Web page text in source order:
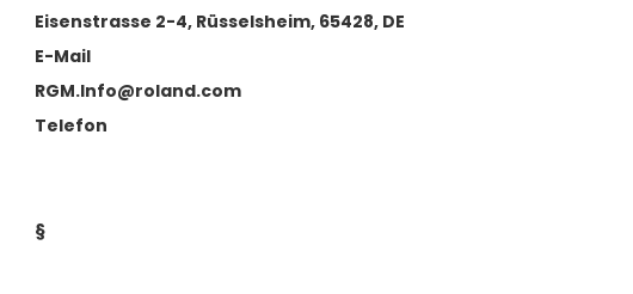
Eisenstrasse 2-4, Rüsselsheim, 65428, DE
E-Mail
RGM.Info@roland.com
Telefon
§